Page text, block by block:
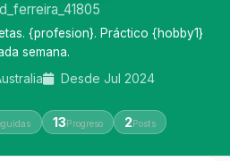
{profesion}. Práctico {hobby1}
semana.
Desde Jul 2024
13Progreso 2Posts